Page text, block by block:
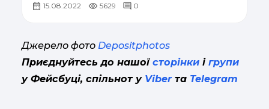
ще в початковій школі
15.08.2022 5629 0
Джерело фото Depositphotos
Приєднуйтесь до нашоїсторінки ігрупи
у Фейсбуці, спільнот уViberта Telegram